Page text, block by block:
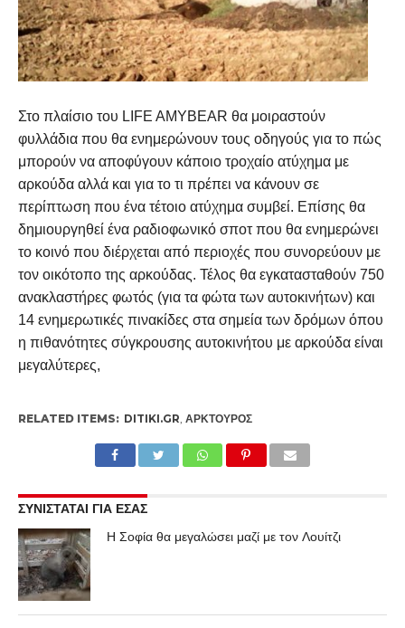
Στο πλαίσιο του LIFE AMYBEAR θα μοιραστούν
φυλλάδια που θα ενημερώνουν τους οδηγούς για το πώς
μπορούν να αποφύγουν κάποιο τροχαίο ατύχημα με
αρκούδα αλλά και για το τι πρέπει να κάνουν σε
περίπτωση που ένα τέτοιο ατύχημα συμβεί. Επίσης θα
δημιουργηθεί ένα ραδιοφωνικό σποτ που θα ενημερώνει
το κοινό που διέρχεται από περιοχές που συνορεύουν με
τον οικότοπο της αρκούδας. Τέλος θα εγκατασταθούν 750
ανακλαστήρες φωτός (για τα φώτα των αυτοκινήτων) και
14 ενημερωτικές πινακίδες στα σημεία των δρόμων όπου
η πιθανότητες σύγκρουσης αυτοκινήτου με αρκούδα είναι
μεγαλύτερες,
RELATED ITEMS: DITIKI.GR, ΑΡΚΤΟΎΡΟΣ
ΣΥΝΙΣΤΑΤΑΙ ΓΙΑ ΕΣΑΣ
Η Σοφία θα μεγαλώσει μαζί με τον Λουίτζι